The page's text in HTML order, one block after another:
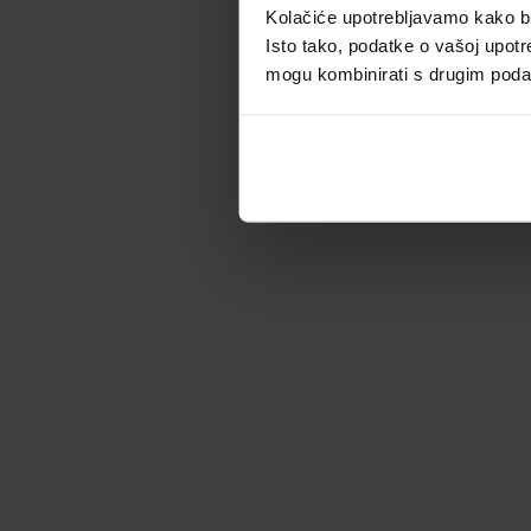
Kolačiće upotrebljavamo kako
Isto tako, podatke o vašoj
mogu kombinirati s drugim